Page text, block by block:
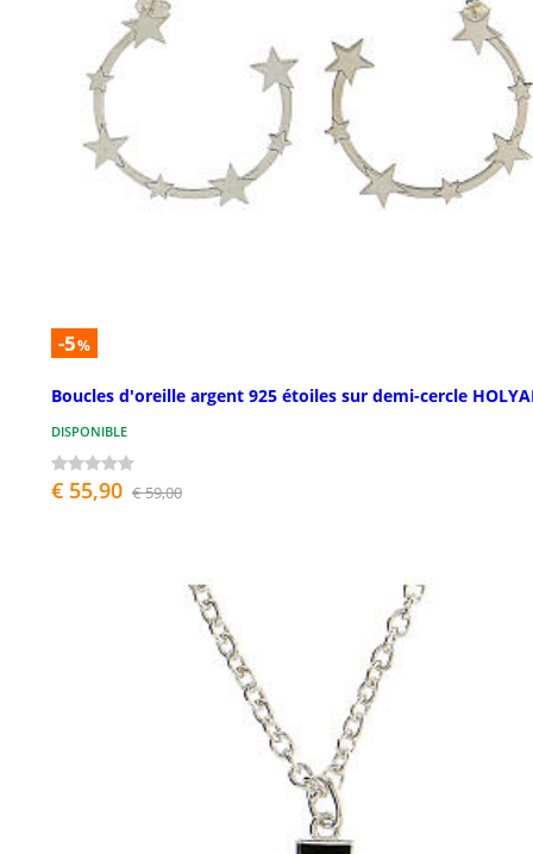
-5%
Boucles d'oreille argent 925 étoiles sur demi-cercle
DISPONIBLE
€ 55,90 € 59,00